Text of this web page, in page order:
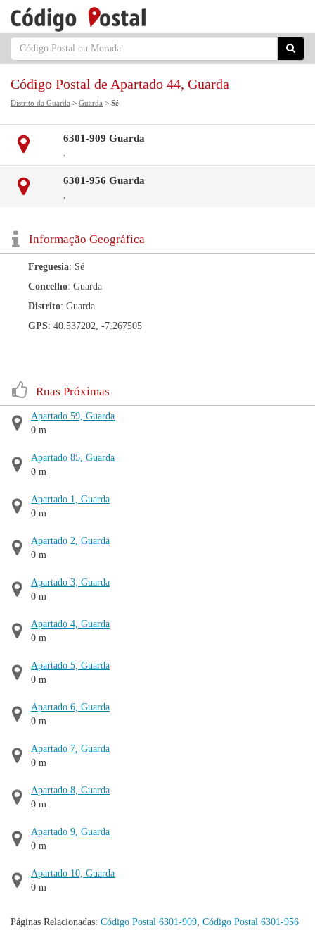
Código Postal de Apartado 44, Guarda
Distrito da Guarda > Guarda > Sé
6301-909 Guarda
,
6301-956 Guarda
,
Informação Geográfica
Freguesia: Sé
Concelho: Guarda
Distrito: Guarda
GPS: 40.537202, -7.267505
Ruas Próximas
Apartado 59, Guarda
0 m
Apartado 85, Guarda
0 m
Apartado 1, Guarda
0 m
Apartado 2, Guarda
0 m
Apartado 3, Guarda
0 m
Apartado 4, Guarda
0 m
Apartado 5, Guarda
0 m
Apartado 6, Guarda
0 m
Apartado 7, Guarda
0 m
Apartado 8, Guarda
0 m
Apartado 9, Guarda
0 m
Apartado 10, Guarda
0 m
Páginas Relacionadas: Código Postal 6301-909, Código Postal 6301-956